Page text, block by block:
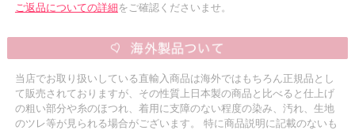
ご返品についての詳細をご確認くださいませ。
当店でお取り扱いしている直輸入商品は海外ではもちろん正規品とし
て販売されておりますが、その性質上日本製の商品と比べると仕上げ
の粗い部分や糸のほつれ、着用に支障のない程度の染み、汚れ、生地
のツレ等が見られる場合がございます。 特に商品説明に記載のないも